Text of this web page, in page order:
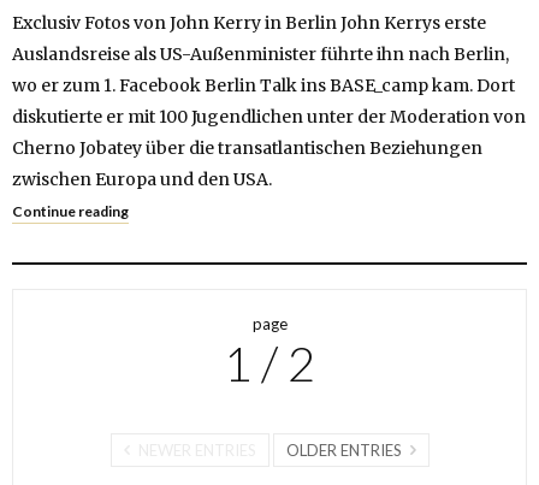
Exclusiv Fotos von John Kerry in Berlin John Kerrys erste
Auslandsreise als US-Außenminister führte ihn nach Berlin,
wo er zum 1. Facebook Berlin Talk ins BASE_camp kam. Dort
diskutierte er mit 100 Jugendlichen unter der Moderation von
Cherno Jobatey über die transatlantischen Beziehungen
zwischen Europa und den USA.
Continue reading
page
1 / 2
OLDER ENTRIES